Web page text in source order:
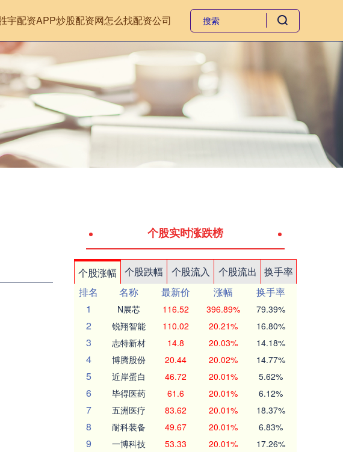
宇配资APP炒股配资网怎么找配资公司
个股实时涨跌榜
个股涨幅 个股跌幅 个股流入 个股流出
换手率
排名
名称 最新价 涨幅
换手率
1
N展芯 116.52 396.89% 79.39%
2 锐翔智能 110.02 20.21% 16.80%
3 志特新材 14.8 20.03% 14.18%
4 博腾股份 20.44 20.02% 14.77%
5 近岸蛋白 46.72 20.01% 5.62%
6 毕得医药 61.6 20.01% 6.12%
7 五洲医疗 83.62 20.01% 18.37%
8 耐科装备 49.67 20.01% 6.83%
9 一博科技 53.33 20.01% 17.26%